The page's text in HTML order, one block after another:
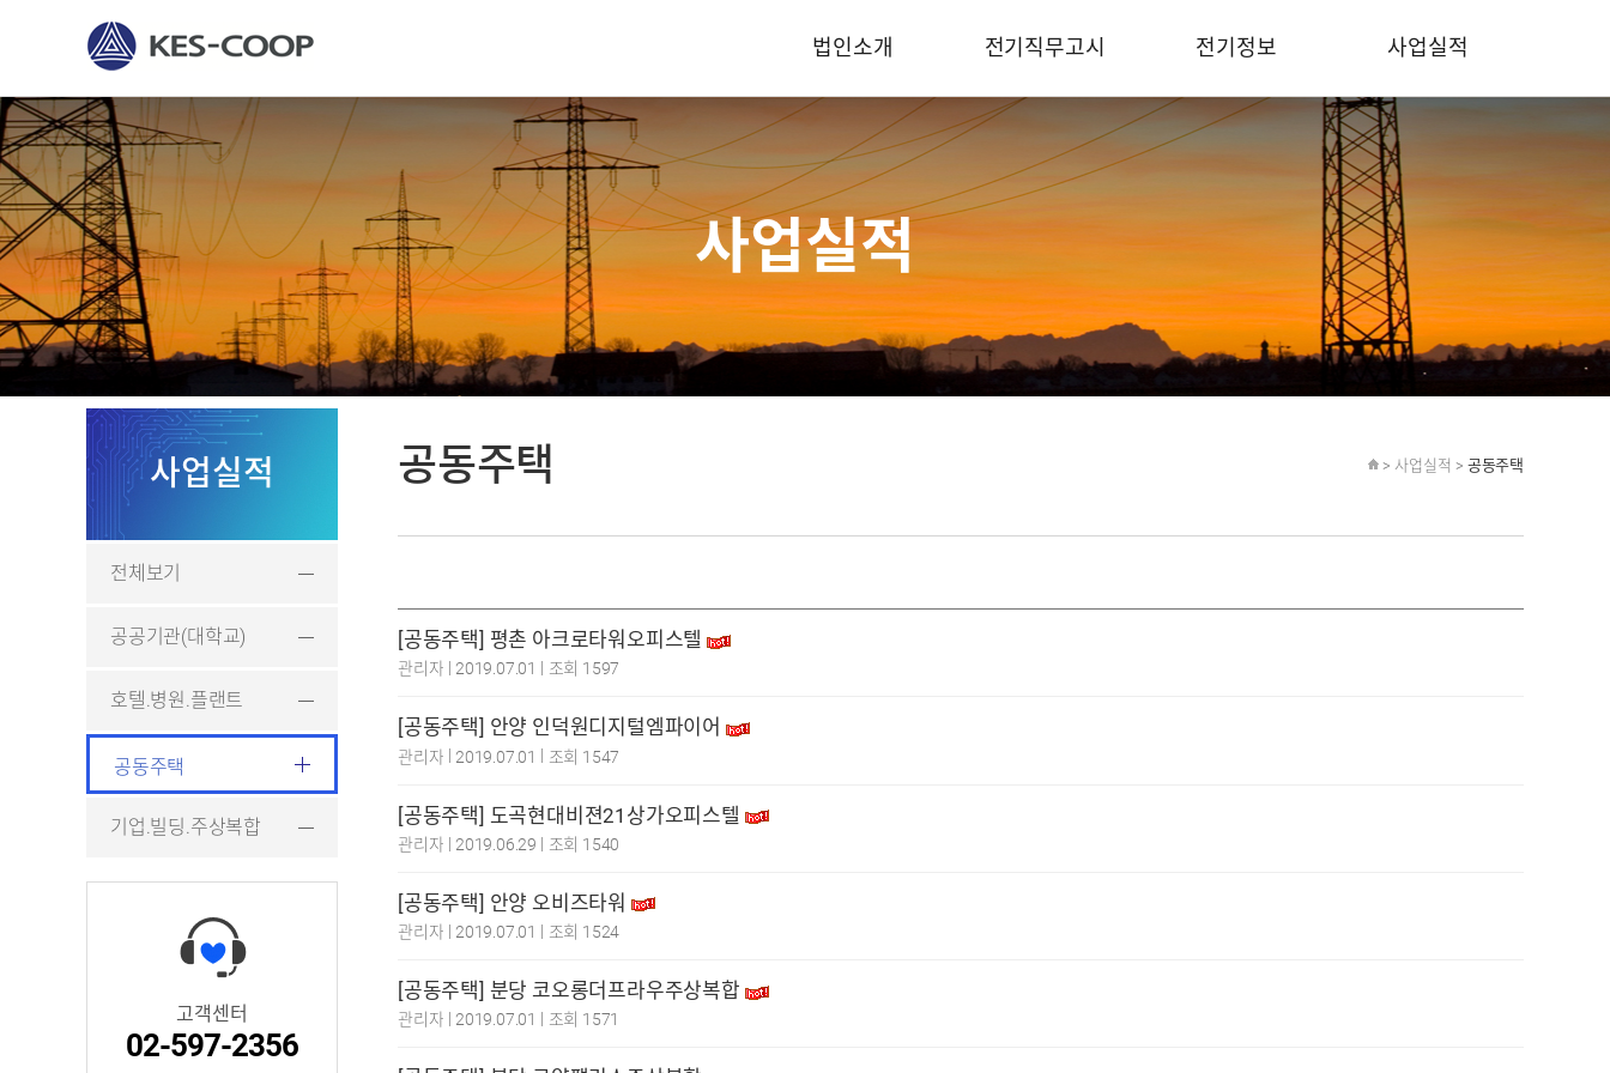
법인소개 전기직무고시 전기정보 사업실적
사업실적
사업실적
전체보기
공공기관(대학교)
호텔.병원.플랜트
공동주택
기업.빌딩.주상복합
고객센터
02-597-2356
공동주택 > 사업실적 > 공동주택
[공동주택] 평촌 아크로타워오피스텔
관리자 | 2019.07.01 | 조회 1597
[공동주택] 안양 인덕원디지털엠파이어
관리자 | 2019.07.01 | 조회 1547
[공동주택] 도곡현대비젼21상가오피스텔
관리자 | 2019.06.29 | 조회 1540
[공동주택] 안양 오비즈타워
관리자 | 2019.07.01 | 조회 1524
[공동주택] 분당 코오롱더프라우주상복합
관리자 | 2019.07.01 | 조회 1571